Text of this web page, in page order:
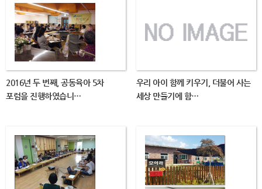
2016년 두 번째, 공동육아 5차
포럼을 진행하였습니…
우리 아이 함께 키우기, 더불어 사는
세상 만들기에 함…